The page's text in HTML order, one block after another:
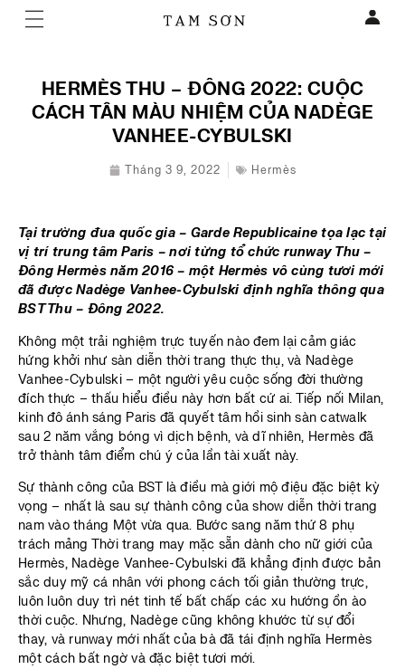
HERMÈS THU – ĐÔNG 2022: CUỘC
CÁCH TÂN MÀU NHIỆM CỦA NADÈGE
VANHEE-CYBULSKI
Tháng 3 9, 2022 Hermès
Tại trường đua quốc gia – Garde Republicaine tọa lạc tại
vị trí trung tâm Paris – nơi từng tổ chức runway Thu –
Đông Hermès năm 2016 – một Hermès vô cùng tươi mới
đã được Nadège Vanhee-Cybulski định nghĩa thông qua
BST Thu – Đông 2022.
Không một trải nghiệm trực tuyến nào đem lại cảm giác
hứng khởi như sàn diễn thời trang thực thụ, và Nadège
Vanhee-Cybulski – một người yêu cuộc sống đời thường
đích thực – thấu hiểu điều này hơn bất cứ ai. Tiếp nối Milan,
kinh đô ánh sáng Paris đã quyết tâm hồi sinh sàn catwalk
sau 2 năm vắng bóng vì dịch bệnh, và dĩ nhiên, Hermès đã
trở thành tâm điểm chú ý của lần tài xuất này.
Sự thành công của BST là điều mà giới mộ điệu đặc biệt kỳ
vọng – nhất là sau sự thành công của show diễn thời trang
nam vào tháng Một vừa qua. Bước sang năm thứ 8 phụ
trách mảng Thời trang may mặc sẵn dành cho nữ giới của
Hermès, Nadège Vanhee-Cybulski đã khẳng định được bản
sắc duy mỹ cá nhân với phong cách tối giản thường trực,
luôn luôn duy trì nét tinh tế bất chấp các xu hướng ồn ào
thời cuộc. Nhưng, Nadège cũng không khước từ sự đổi
thay, và runway mới nhất của bà đã tái định nghĩa Hermès
một cách bất ngờ và đặc biệt tươi mới.